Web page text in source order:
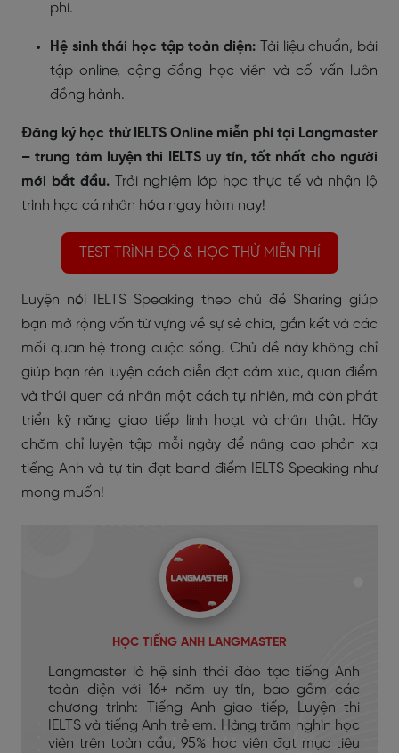
phí.
Hệ sinh thái học tập toàn diện: Tài liệu chuẩn, bài
tập online, cộng đồng học viên và cố vấn luôn
đồng hành.
Đăng ký học thử IELTS Online miễn phí tại Langmaster
– trung tâm luyện thi IELTS uy tín, tốt nhất cho người
mới bắt đầu. Trải nghiệm lớp học thực tế và nhận lộ
trình học cá nhân hóa ngay hôm nay!
TEST TRÌNH ĐỘ & HỌC THỬ MIỄN PHÍ
Luyện nói IELTS Speaking theo chủ đề Sharing giúp
bạn mở rộng vốn từ vựng về sự sẻ chia, gắn kết và các
mối quan hệ trong cuộc sống. Chủ đề này không chỉ
giúp bạn rèn luyện cách diễn đạt cảm xúc, quan điểm
và thói quen cá nhân một cách tự nhiên, mà còn phát
triển kỹ năng giao tiếp linh hoạt và chân thật. Hãy
chăm chỉ luyện tập mỗi ngày để nâng cao phản xạ
tiếng Anh và tự tin đạt band điểm IELTS Speaking như
mong muốn!
HỌC TIẾNG ANH LANGMASTER
Langmaster là hệ sinh thái đào tạo tiếng Anh
toàn diện với 16+ năm uy tín, bao gồm các
chương trình: Tiếng Anh giao tiếp, Luyện thi
IELTS và tiếng Anh trẻ em. Hàng trăm nghìn học
viên trên toàn cầu, 95% học viên đạt mục tiêu